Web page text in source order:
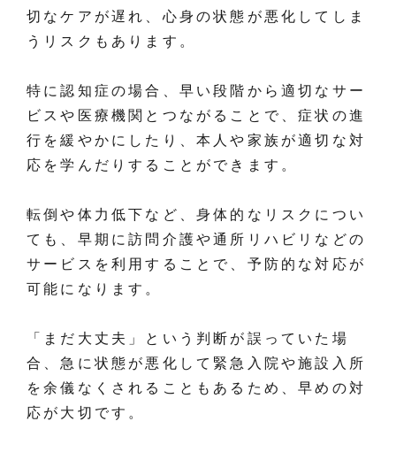
切なケアが遅れ、心身の状態が悪化してしま
うリスクもあります。
特に認知症の場合、早い段階から適切なサー
ビスや医療機関とつながることで、症状の進
行を緩やかにしたり、本人や家族が適切な対
応を学んだりすることができます。
転倒や体力低下など、身体的なリスクについ
ても、早期に訪問介護や通所リハビリなどの
サービスを利用することで、予防的な対応が
可能になります。
「まだ大丈夫」という判断が誤っていた場
合、急に状態が悪化して緊急入院や施設入所
を余儀なくされることもあるため、早めの対
応が大切です。